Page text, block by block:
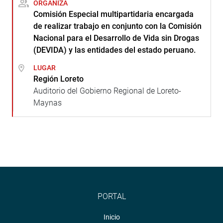
ORGANIZA
Comisión Especial multipartidaria encargada
de realizar trabajo en conjunto con la Comisión
Nacional para el Desarrollo de Vida sin Drogas
(DEVIDA) y las entidades del estado peruano.
LUGAR
Región Loreto
Auditorio del Gobierno Regional de Loreto-
Maynas
PORTAL
Inicio